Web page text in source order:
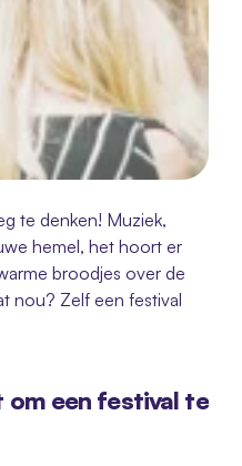
te denken! Muziek,
hemel, het hoort er
broodjes over de
nou? Zelf een festival
om een festival te